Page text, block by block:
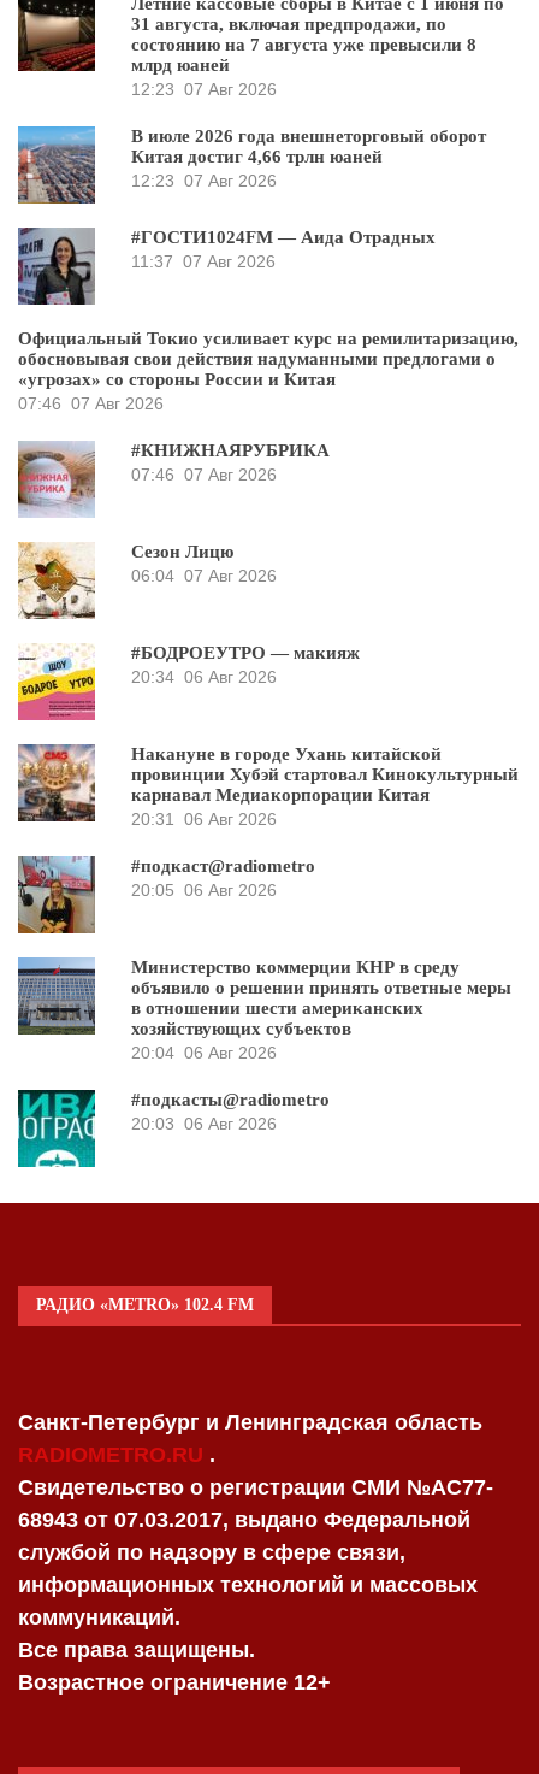
31 августа, включая предпродажи, по
состоянию на 7 августа уже превысили 8
млрд юаней
12:23 07 Авг 2026
В июле 2026 года внешнеторговый оборот
Китая достиг 4,66 трлн юаней
12:23 07 Авг 2026
#ГОСТИ1024FM — Аида Отрадных
11:37 07 Авг 2026
Официальный Токио усиливает курс на ремилитаризацию,
обосновывая свои действия надуманными предлогами о
«угрозах» со стороны России и Китая
07:46 07 Авг 2026
#КНИЖНАЯРУБРИКА
07:46 07 Авг 2026
Сезон Лицю
06:04 07 Авг 2026
#БОДРОЕУТРО — макияж
20:34 06 Авг 2026
Накануне в городе Ухань китайской
провинции Хубэй стартовал Кинокультурный
карнавал Медиакорпорации Китая
20:31
06 Авг 2026
#подкаст@radiometro
20:05 06 Авг 2026
Министерство коммерции КНР в среду
объявило о решении принять ответные меры
в отношении шести американских
хозяйствующих субъектов
20:04 06 Авг 2026
#подкасты@radiometro
20:03 06 Авг 2026
РАДИО «METRO» 102.4 FM
Санкт-Петербург и Ленинградская область
RADIOMETRO.RU .
Свидетельство о регистрации СМИ №AC77-
68943 от 07.03.2017, выдано Федеральной
службой по надзору в сфере связи,
информационных технологий и массовых
коммуникаций.
Все права защищены.
Возрастное ограничение 12+